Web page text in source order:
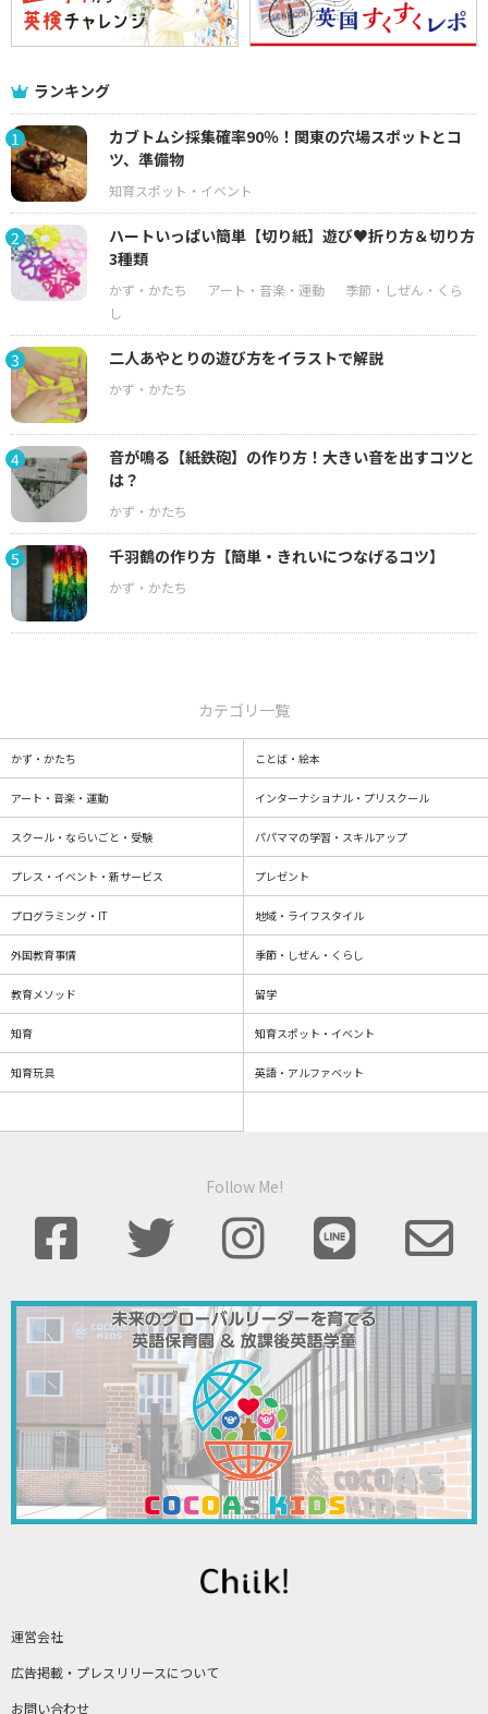
ランキング
1
カブトムシ採集確率90％！関東の穴場スポットとコ
ツ、準備物
2
ハートいっぱい簡単【切り紙】遊び♥折り方＆切り方
3種類
3 二人あやとりの遊び方をイラストで解説
4
音が鳴る【紙鉄砲】の作り方！大きい音を出すコツと
は？
5 千羽鶴の作り方【簡単・きれいにつなげるコツ】
運営会社
広告掲載・プレスリリースについて
お問い合わせ
カテゴリ一覧
かず・かたち ことば・絵本
アート・音楽・運動 インターナショナル・プリスクール
スクール・ならいごと・受験 パパママの学習・スキルアップ
プレス・イベント・新サービス プレゼント
プログラミング・IT 地域・ライフスタイル
外国教育事情 季節・しぜん・くらし
教育メソッド 留学
知育 知育スポット・イベント
知育玩具 英語・アルファベット
Follow Me!